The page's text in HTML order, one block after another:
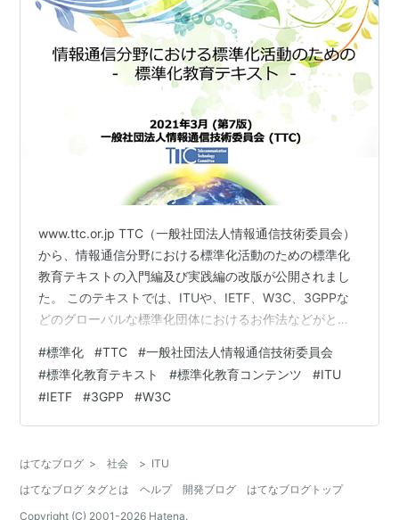
www.ttc.or.jp TTC（一般社団法人情報通信技術委員会）
から、情報通信分野における標準化活動のための標準化
教育テキストの入門編及び実践編の改版が公開されまし
た。 このテキストでは、ITUや、IETF、W3C、3GPPな
どのグローバルな標準化団体におけるお作法などがとて
や、標準化団体の概要、標準化の事例など、標準化活動
にとても役立つ内容ばかりです。 グローバルな標準化活
動で使用される英語の解説などはとても重宝すると思い
ます。 分量は多いですが、辞書的・参考書的に、少しず
化活動への理解…
#標準化 #TTC #一般社団法人情報通信技術委員会
#標準化教育テキスト #標準化教育コンテンツ #ITU
#IETF #3GPP #W3C
はてなブログ > 社会 > ITU
はてなブログ タグとは
ヘルプ 開発ブログ
はてなブログトップ
Copyright (C) 2001-2026 Hatena.